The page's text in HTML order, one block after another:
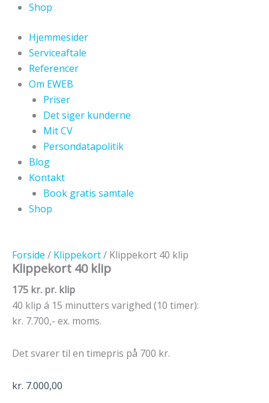
Shop
Hjemmesider
Serviceaftale
Referencer
Om EWEB
Priser
Det siger kunderne
Mit CV
Persondatapolitik
Blog
Kontakt
Book gratis samtale
Shop
Forside / Klippekort/ Klippekort 40 klip
Klippekort 40 klip
175 kr. pr. klip
40 klip á 15 minutters varighed (10 timer):
kr. 7.700,- ex. moms.
Det svarer til en timepris på 700 kr.
kr. 7.000,00